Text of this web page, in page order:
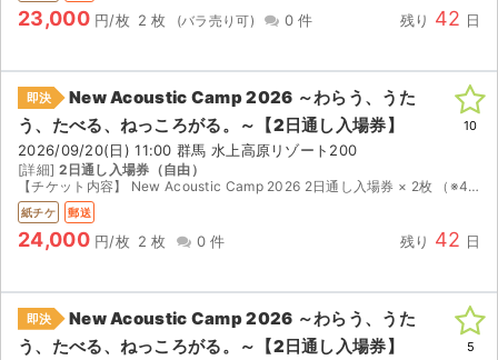
演劇・ミュージカル
ご利用ガイド
ご利用ガイド
手数料・お支払い方法
AIに質問する
お知らせ
23,000 円/枚 2 枚 0 件 残り 42 日
即決
New Acoustic Camp 2026 ～わらう、うた
う、たべる、ねっころがる。～【2日通し入場券】
2026/09/20(日) 11:00 群馬 水上高原リゾート200
[詳細] 2日通し入場券（自由）
【チケット内容】 New Acoustic Camp 2026 2日通し入場券 × 2枚 （※4枚購入したうち、不要になった2枚分をお譲りいたします） 【座席・券種詳細】 チケットぴあにて購入...
紙チケ 郵送
24,000 円/枚 2 枚 0 件 残り 42 日
10
即決
New Acoustic Camp 2026 ～わらう、うた
う、たべる、ねっころがる。～【2日通し入場券】
5